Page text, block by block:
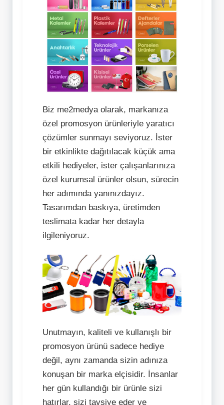
Biz me2medya olarak, markanıza
özel promosyon ürünleriyle yaratıcı
çözümler sunmayı seviyoruz. İster
bir etkinlikte dağıtılacak küçük ama
etkili hediyeler, ister çalışanlarınıza
özel kurumsal ürünler olsun, sürecin
her adımında yanınızdayız.
Tasarımdan baskıya, üretimden
teslimata kadar her detayla
ilgileniyoruz.
Unutmayın, kaliteli ve kullanışlı bir
promosyon ürünü sadece hediye
değil, aynı zamanda sizin adınıza
konuşan bir marka elçisidir. İnsanlar
her gün kullandığı bir ürünle sizi
hatırlar, sizi tavsiye eder ve